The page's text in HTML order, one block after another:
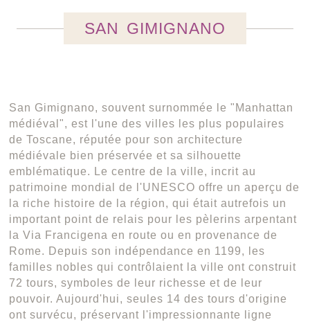
SAN GIMIGNANO
San Gimignano, souvent surnommée le "Manhattan
médiéval", est l'une des villes les plus populaires
de Toscane, réputée pour son architecture
médiévale bien préservée et sa silhouette
emblématique. Le centre de la ville, incrit au
patrimoine mondial de l'UNESCO offre un aperçu de
la riche histoire de la région, qui était autrefois un
important point de relais pour les pèlerins arpentant
la Via Francigena en route ou en provenance de
Rome. Depuis son indépendance en 1199, les
familles nobles qui contrôlaient la ville ont construit
72 tours, symboles de leur richesse et de leur
pouvoir. Aujourd'hui, seules 14 des tours d'origine
ont survécu, préservant l'impressionnante ligne